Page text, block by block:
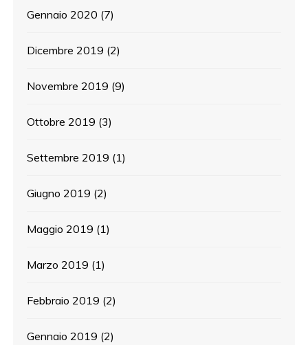
Gennaio 2020 (7)
Dicembre 2019 (2)
Novembre 2019 (9)
Ottobre 2019 (3)
Settembre 2019 (1)
Giugno 2019 (2)
Maggio 2019 (1)
Marzo 2019 (1)
Febbraio 2019 (2)
Gennaio 2019 (2)